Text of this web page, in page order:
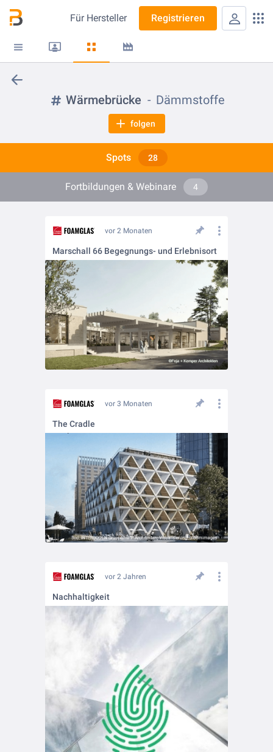
Für Hersteller Registrieren
Wärmebrücke Dämmstoffe
folgen
Spots 28
Fortbildungen & Webinare 4
vor 2 Monaten
Marschall 66 Begegnungs- und Erlebnisort
vor 3 Monaten
The Cradle
vor 2 Jahren
Nachhaltigkeit